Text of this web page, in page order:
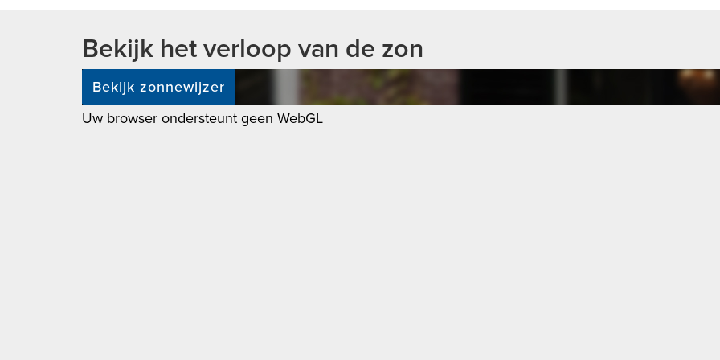
Layout:
Entrance to the house by a beautifully landscaped front garden.
Bekijk het verloop van de zon
Bekijk zonnewijzer
Uw browser ondersteunt geen WebGL